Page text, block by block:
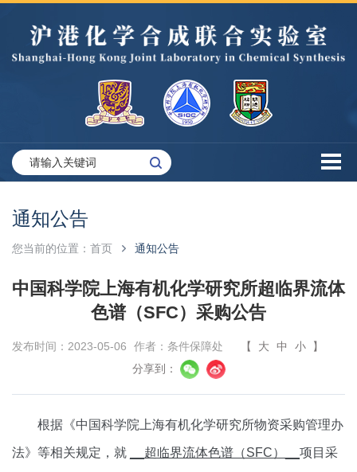
通知公告
您当前的位置： 首页 通知公告
中国科学院上海有机化学研究所超临界流体
色谱（SFC）采购公告
发布时间：2023-05-06 作者：条件保障处 【 大 中 小 】
分享到：
根据《中国科学院上海有机化学研究所物资采购管理办
法》等相关规定，就 __超临界流体色谱（SFC）__ 项目采